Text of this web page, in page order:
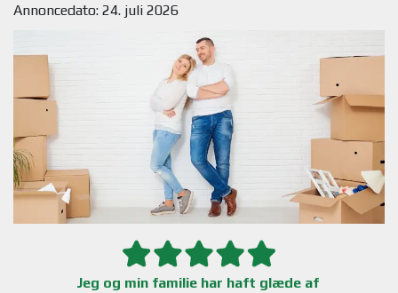
Annoncedato: 24. juli 2026
Jeg og min familie har haft glæde af